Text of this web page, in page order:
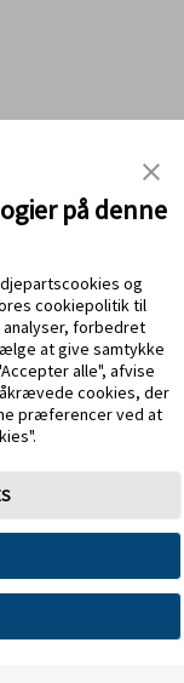
på denne
og
cookiepolitik til
forbedret
at give samtykke
alle", afvise
cookies, der
præferencer ved at